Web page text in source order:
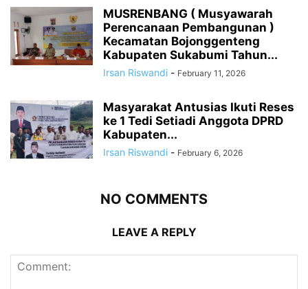
MUSRENBANG ( Musyawarah
Perencanaan Pembangunan )
Kecamatan Bojonggenteng
Kabupaten Sukabumi Tahun...
Irsan Riswandi - February 11, 2026
Masyarakat Antusias Ikuti Reses
ke 1 Tedi Setiadi Anggota DPRD
Kabupaten...
Irsan Riswandi - February 6, 2026
NO COMMENTS
LEAVE A REPLY